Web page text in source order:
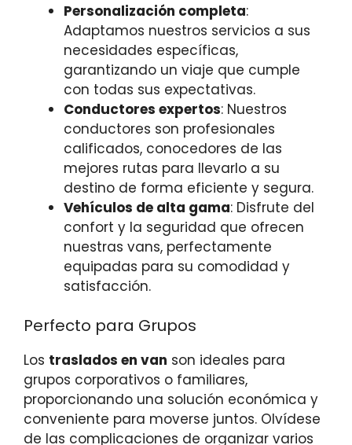
Personalización completa:
Adaptamos nuestros servicios a sus
necesidades específicas,
garantizando un viaje que cumple
con todas sus expectativas.
Conductores expertos: Nuestros
conductores son profesionales
calificados, conocedores de las
mejores rutas para llevarlo a su
destino de forma eficiente y segura.
Vehículos de alta gama: Disfrute del
confort y la seguridad que ofrecen
nuestras vans, perfectamente
equipadas para su comodidad y
satisfacción.
Perfecto para Grupos
Los traslados en van son ideales para
grupos corporativos o familiares,
proporcionando una solución económica y
conveniente para moverse juntos. Olvídese
de las complicaciones de organizar varios